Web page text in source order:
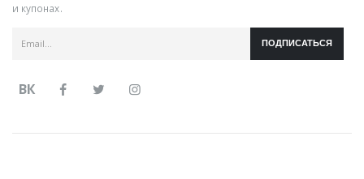
и купонах.
ПОДПИСАТЬСЯ
ВК